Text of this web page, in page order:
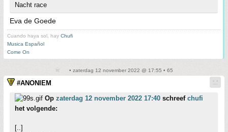
Nacht race
Eva de Goede
Cuando haya sol, hay Chufi
Musica Español
Come On
• zaterdag 12 november 2022 @ 17:55 • 65
#ANONIEM
Op zaterdag 12 november 2022 17:40 schreef chufi
het volgende:
[..]